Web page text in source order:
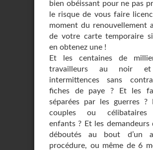
bien obéissant pour ne pas
le risque de vous faire
moment du renouvellement
de votre carte temporaire
en obtenez une !
Et les centaines de
travailleurs au noir
intermittences sans
fiches de paye ? Et les
séparées par les guerres ?
couples ou célibataires
enfants ? Et les demandeurs
déboutés au bout d’un
procédure, ou même de 6